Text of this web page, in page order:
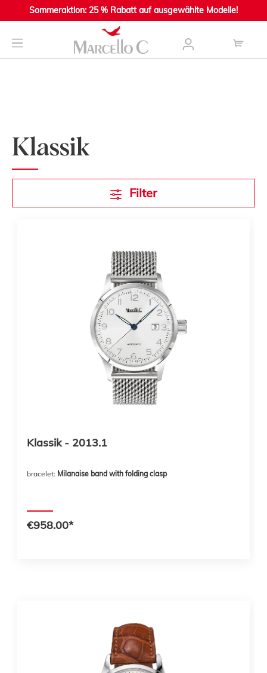
content
Sommeraktion: 25 % Rabatt auf ausgewählte Modelle!
Klassik
Filter
Klassik - 2013.1
bracelet: Milanaise band with folding clasp
€958.00*